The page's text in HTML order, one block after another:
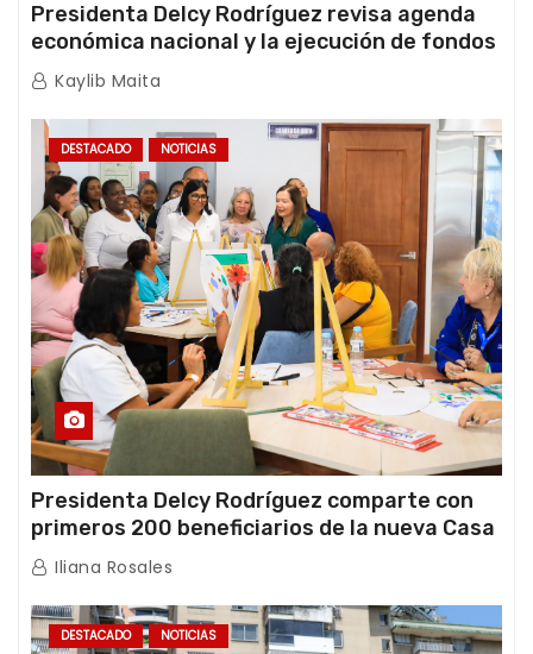
Presidenta Delcy Rodríguez revisa agenda
económica nacional y la ejecución de fondos
de emergencia post-sismos
Kaylib Maita
DESTACADO NOTICIAS
Presidenta Delcy Rodríguez comparte con
primeros 200 beneficiarios de la nueva Casa
de los Abuelos “La Primavera” en Caracas
Iliana Rosales
DESTACADO NOTICIAS